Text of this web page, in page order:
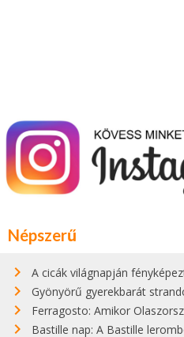
Népszerű
A cicák világnapján fényképeztük ezt
Gyönyörű gyerekbarát strandok
Ferragosto: Amikor
Bastille nap: A Bastille